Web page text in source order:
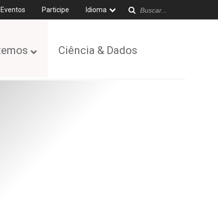
Eventos Participe Idioma
Ciência & Dados